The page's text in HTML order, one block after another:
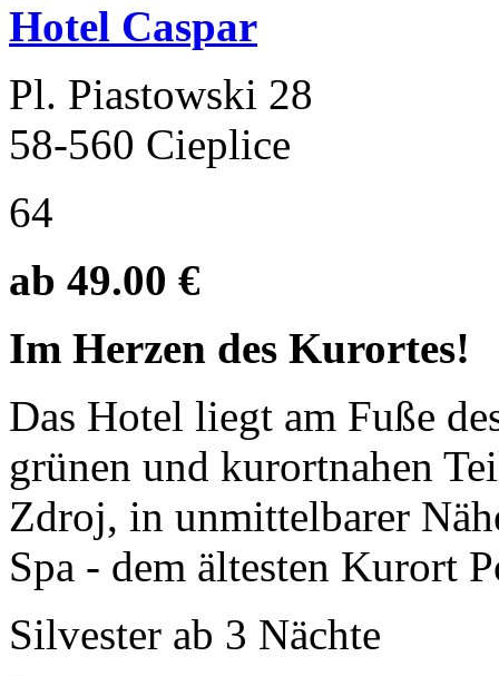
Hotel Caspar
Pl. Piastowski 28
58-560 Cieplice
64
ab 49.00 €
Im Herzen des Kurortes!
Das Hotel liegt am Fuße
grünen und kurortnahen
Zdroj, in unmittelbarer
Spa - dem ältesten Kurort
Silvester ab 3 Nächte